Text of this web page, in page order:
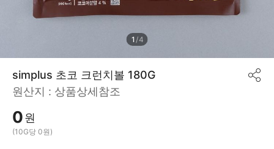
1/4
simplus 초코 크런치볼 180G
원산지 : 상품상세참조
0원
(10G당 0원)
공